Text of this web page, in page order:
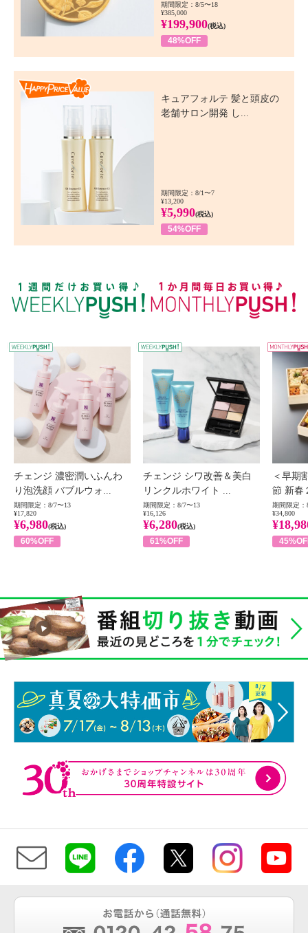
期間限定：8/5〜18
¥385,000
¥199,900(税込)
48%OFF
キュアフォルテ 髪と頭皮の
老舗サロン開発 し...
期間限定：8/1〜7
¥13,200
¥5,990(税込)
54%OFF
WEEKLY PUSH
チェンジ 濃密潤いふんわ
り泡洗顔 バブルウォ...
期間限定：8/7〜13
¥17,820
¥6,980(税込)
60%OFF
チェンジ シワ改善＆美白
リンクルホワイト ...
期間限定：8/7〜13
¥16,126
¥6,280(税込)
61%OFF
＜早期
節 新春
期間限定：
¥34,800